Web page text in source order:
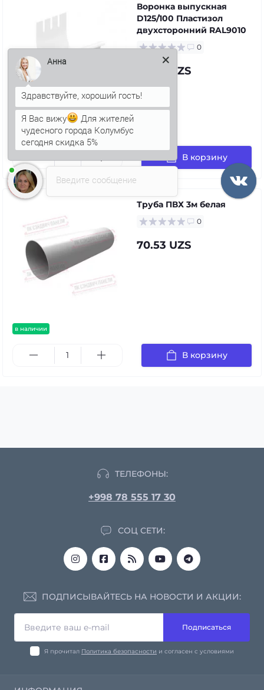
в наличии
Воронка выпускная
D125/100 Пластизол
двухсторонний RAL9010
0
72.98 UZS
В корзину
в наличии
Труба ПВХ 3м белая
0
70.53 UZS
В корзину
ТЕЛЕФОНЫ:
+998 78 555 17 30
СОЦ СЕТИ:
ПОДПИСЫВАЙТЕСЬ НА НОВОСТИ И АКЦИИ:
Подписаться
Я прочитал Политика безопасности и согласен с условиями
Введите сообщение
Анна
Я Вас вижу
Для жителей
чудесного города Колумбус
сегодня скидка 5%